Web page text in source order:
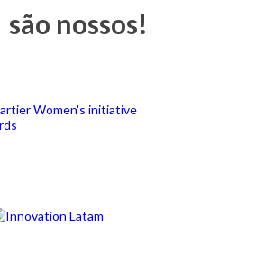
são nossos!